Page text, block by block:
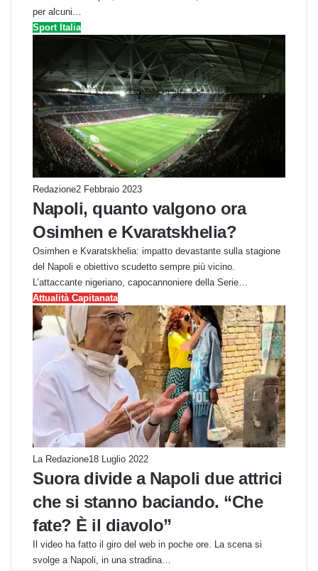
per alcuni…
Sport Italia
Redazione2 Febbraio 2023
Napoli, quanto valgono ora
Osimhen e Kvaratskhelia?
Osimhen e Kvaratskhelia: impatto devastante sulla stagione
del Napoli e obiettivo scudetto sempre più vicino.
L’attaccante nigeriano, capocannoniere della Serie…
Attualità Capitanata
La Redazione18 Luglio 2022
Suora divide a Napoli due attrici
che si stanno baciando. “Che
fate? È il diavolo”
Il video ha fatto il giro del web in poche ore. La scena si
svolge a Napoli, in una stradina…